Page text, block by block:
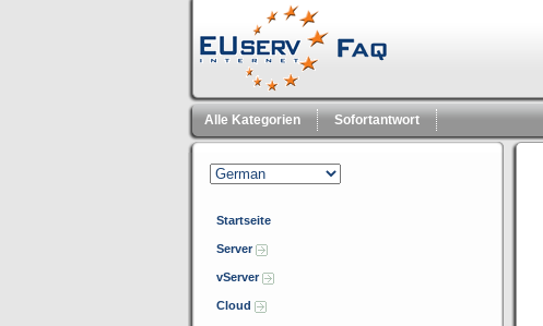
Alle Kategorien Sofortantwort
Startseite
Server
vServer
Cloud